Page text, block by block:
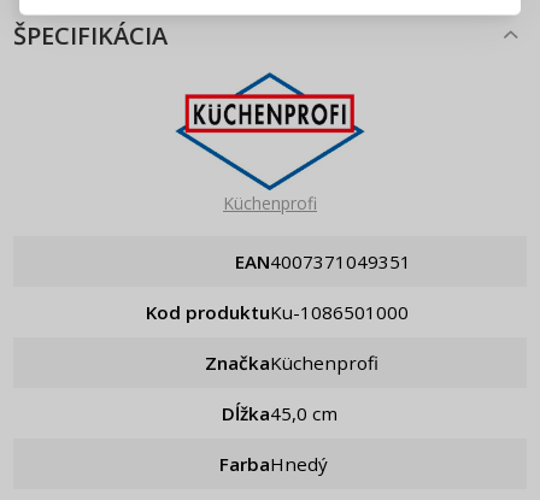
ŠPECIFIKÁCIA
Küchenprofi
EAN 4007371049351
Kod produktu ku-1086501000
Značka Küchenprofi
Dĺžka 45,0 cm
Farba Hnedý